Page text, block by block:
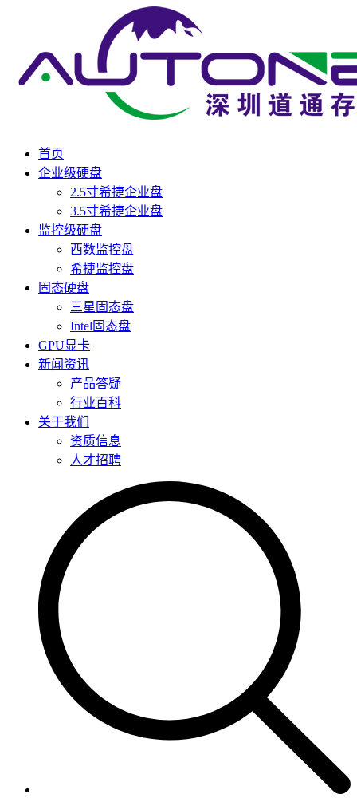
首页
企业级硬盘
2.5寸希捷企业盘
3.5寸希捷企业盘
监控级硬盘
西数监控盘
希捷监控盘
固态硬盘
三星固态盘
Intel固态盘
GPU显卡
新闻资讯
产品答疑
行业百科
关于我们
资质信息
人才招聘